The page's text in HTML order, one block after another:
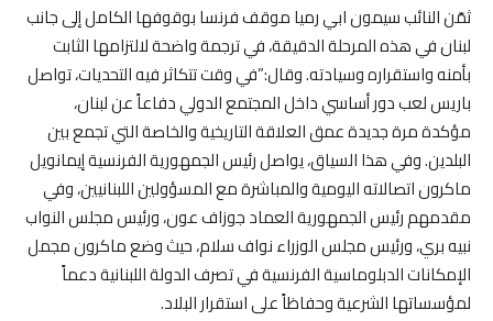
ثمّن النائب سيمون ابي رميا موقف فرنسا بوقوفها الكامل إلى جانب
لبنان في هذه المرحلة الدقيقة، في ترجمة واضحة لالتزامها الثابت
بأمنه واستقراره وسيادته. وقال:”في وقت تتكاثر فيه التحديات، تواصل
باريس لعب دور أساسي داخل المجتمع الدولي دفاعاً عن لبنان،
مؤكدة مرة جديدة عمق العلاقة التاريخية والخاصة التي تجمع بين
البلدين. وفي هذا السياق، يواصل رئيس الجمهورية الفرنسية إيمانويل
ماكرون اتصالاته اليومية والمباشرة مع المسؤولين اللبنانيين، وفي
مقدمهم رئيس الجمهورية العماد جوزاف عون، ورئيس مجلس النواب
نبيه بري، ورئيس مجلس الوزراء نواف سلام، حيث وضع ماكرون مجمل
الإمكانات الدبلوماسية الفرنسية في تصرف الدولة اللبنانية دعماً
لمؤسساتها الشرعية وحفاظاً على استقرار البلاد.